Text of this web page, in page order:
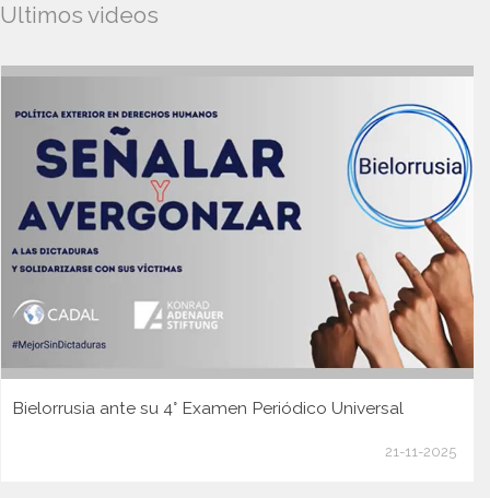
Ultimos videos
Bielorrusia ante su 4° Examen Periódico Universal
21-11-2025